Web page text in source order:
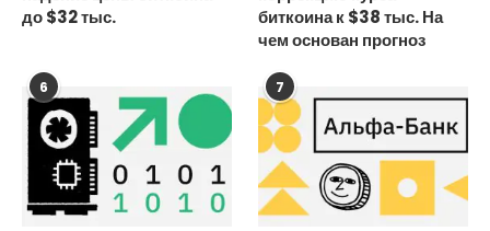
до $32 тыс.
биткоина к $38 тыс. На
чем основан прогноз
6 7